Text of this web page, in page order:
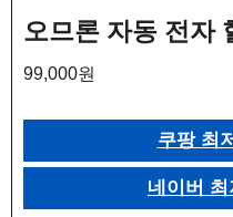
오므론 자동 전자
99,000원
쿠팡 최
네이버 최